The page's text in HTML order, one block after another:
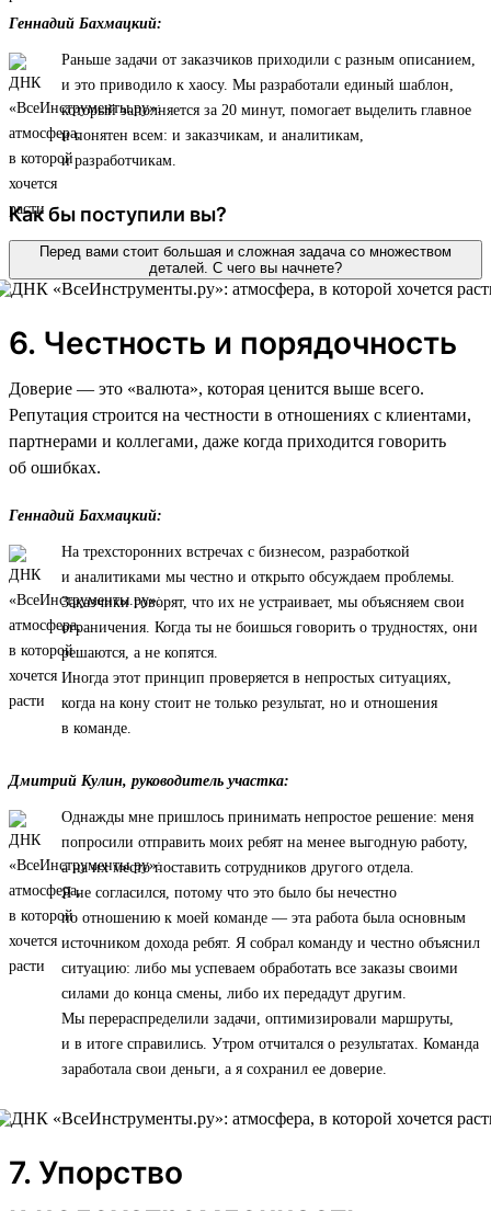
Геннадий Бахмацкий:
Раньше задачи от заказчиков приходили с разным описанием,
и это приводило к хаосу. Мы разработали единый шаблон,
который заполняется за 20 минут, помогает выделить главное
и понятен всем: и заказчикам, и аналитикам,
и разработчикам.
Как бы поступили вы?
Перед вами стоит большая и сложная задача со множеством
деталей. С чего вы начнете?
6. Честность и порядочность
Доверие — это «валюта», которая ценится выше всего.
Репутация строится на честности в отношениях с клиентами,
партнерами и коллегами, даже когда приходится говорить
об ошибках.
Геннадий Бахмацкий:
На трехсторонних встречах с бизнесом, разработкой
и аналитиками мы честно и открыто обсуждаем проблемы.
Заказчики говорят, что их не устраивает, мы объясняем свои
ограничения. Когда ты не боишься говорить о трудностях, они
решаются, а не копятся.
Иногда этот принцип проверяется в непростых ситуациях,
когда на кону стоит не только результат, но и отношения
в команде.
Дмитрий Кулин, руководитель участка:
Однажды мне пришлось принимать непростое решение: меня
попросили отправить моих ребят на менее выгодную работу,
а на их место поставить сотрудников другого отдела.
Я не согласился, потому что это было бы нечестно
по отношению к моей команде — эта работа была основным
источником дохода ребят. Я собрал команду и честно объяснил
ситуацию: либо мы успеваем обработать все заказы своими
силами до конца смены, либо их передадут другим.
Мы перераспределили задачи, оптимизировали маршруты,
и в итоге справились. Утром отчитался о результатах. Команда
заработала свои деньги, а я сохранил ее доверие.
7. Упорство